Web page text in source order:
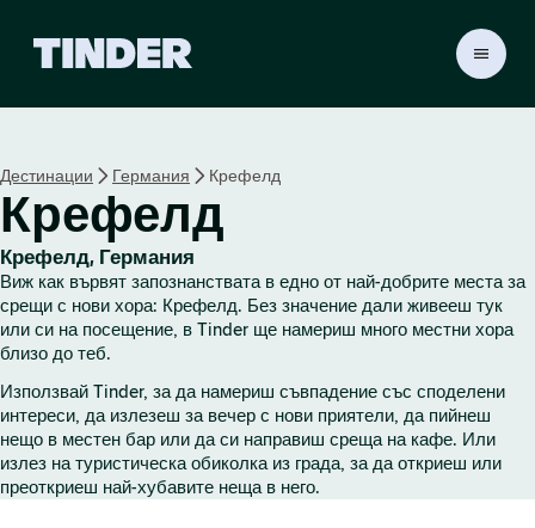
r
Н
а
а
л
о
Дестинации Германия Крефелд
Крефелд
Крефелд, Германия
Виж как вървят запознанствата в едно от най-добрите места за
срещи с нови хора: Крефелд. Без значение дали живееш тук
или си на посещение, в Tinder ще намериш много местни хора
близо до теб.
Използвай Tinder, за да намериш съвпадение със споделени
интереси, да излезеш за вечер с нови приятели, да пийнеш
нещо в местен бар или да си направиш среща на кафе. Или
излез на туристическа обиколка из града, за да откриеш или
преоткриеш най-хубавите неща в него.